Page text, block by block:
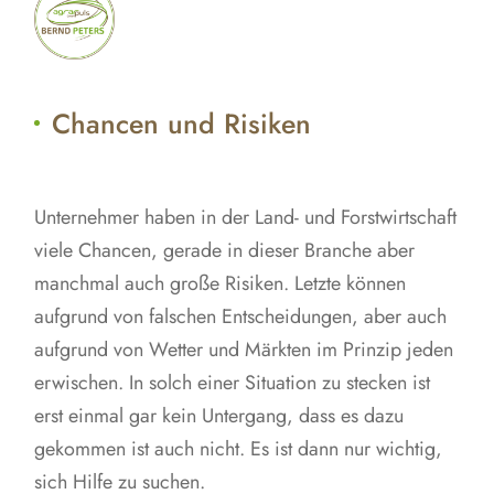
Chancen und Risiken
Unternehmer haben in der Land- und Forstwirtschaft
viele Chancen, gerade in dieser Branche aber
manchmal auch große Risiken. Letzte können
aufgrund von falschen Entscheidungen, aber auch
aufgrund von Wetter und Märkten im Prinzip jeden
erwischen. In solch einer Situation zu stecken ist
erst einmal gar kein Untergang, dass es dazu
gekommen ist auch nicht. Es ist dann nur wichtig,
sich Hilfe zu suchen.